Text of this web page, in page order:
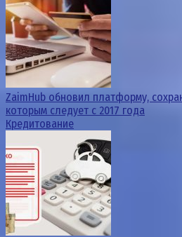
ZaimHub обновил платформу,
которым следует с 2017 года
Кредитование